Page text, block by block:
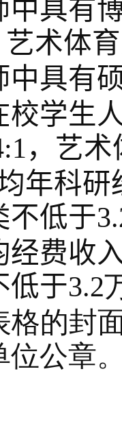
中具有
艺术体
中具有
校学生
， 艺术
年科研
不低于
经费收
低于3.2
格的封
位公章